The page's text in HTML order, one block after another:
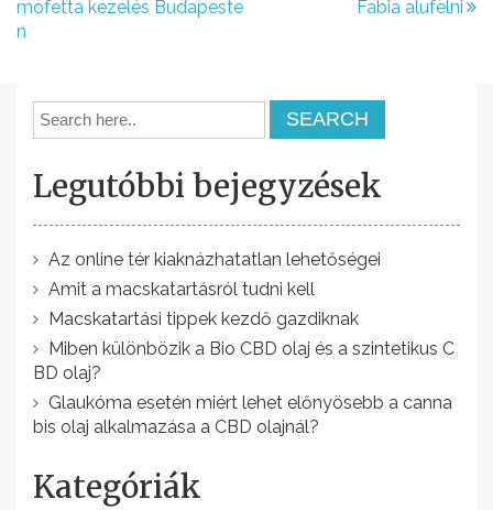
e
g
y
n
a
mofetta kezelés Budapeste
n
Fabia alufelni
Legutóbbi bejegyzések
Az online tér kiaknázhatatlan lehetőségei
Amit a macskatartásról tudni kell
Macskatartási tippek kezdő gazdiknak
Miben különbözik a Bio CBD olaj és a szintetikus C
BD olaj?
Glaukóma esetén miért lehet előnyösebb a canna
bis olaj alkalmazása a CBD olajnál?
Kategóriák